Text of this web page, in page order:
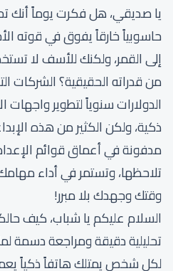
يا صديقي، هل فكرت يوماً أنك
حاسوبياً خارقاً يفوق في قوته
إلى القمر، ولكنك للأسف لا
من قدراته الحقيقية؟ الشركات
الدولارات سنوياً لتطوير
ذكية، ولكن الكثير من هذه
مدفونة في أعماق قوائم
تلاحظها، وتستمر في أداء
وقتك وجهدك بلا مبرر!
السلام عليكم يا شباب، كيف
تحليلية دقيقة ومراجعة دسمة
لكل شخص يمتلك هاتفاً ذكياً